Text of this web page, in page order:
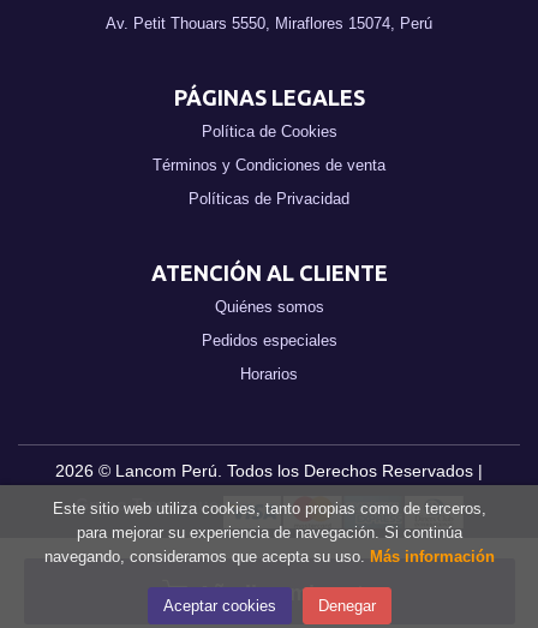
Añadir a mi cesta
Av. Petit Thouars 5550, Miraflores 15074, Perú
PÁGINAS LEGALES
Política de Cookies
Términos y Condiciones de venta
Políticas de Privacidad
ATENCIÓN AL CLIENTE
Quiénes somos
Pedidos especiales
Horarios
2026 © Lancom Perú . Todos los Derechos Reservados |
Grupo Trevenque
Este sitio web utiliza cookies, tanto propias como de terceros,
para mejorar su experiencia de navegación. Si continúa
navegando, consideramos que acepta su uso. Más información
Aceptar cookies Denegar